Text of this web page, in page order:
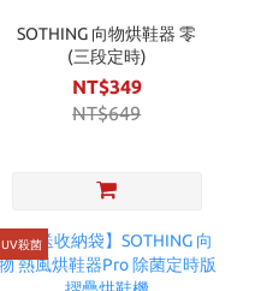
SOTHING 向物烘鞋器 零
(三段定時)
NT$349
NT$649
UV殺菌